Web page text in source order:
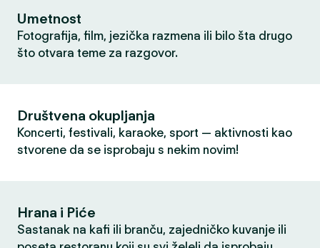
Umetnost
Fotografija, film, jezička razmena ili bilo šta drugo
što otvara teme za razgovor.
Društvena okupljanja
Koncerti, festivali, karaoke, sport — aktivnosti kao
stvorene da se isprobaju s nekim novim!
Hrana i Piće
Sastanak na kafi ili branču, zajedničko kuvanje ili